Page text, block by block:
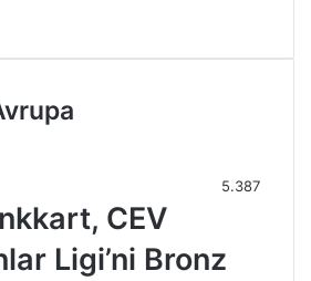
5.387
CEV
Ligi’ni Bronz